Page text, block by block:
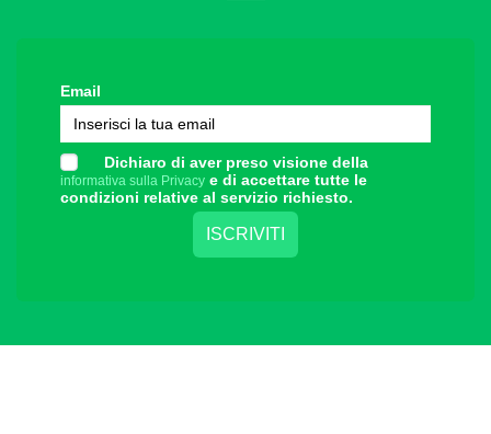
Email
Dichiaro di aver preso visione della
informativa sulla Privacy e di accettare tutte le
condizioni relative al servizio richiesto.